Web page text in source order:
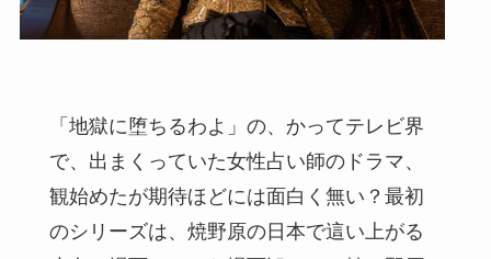
「地獄に堕ちるわよ」の、かってテレビ界
で、出まくっていた女性占い師のドラマ、
観始めたが期待ほどには面白く無い？最初
のシリーズは、焼野原の日本で這い上がる